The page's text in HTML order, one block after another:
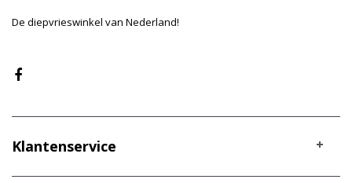
De diepvrieswinkel van Nederland!
Klantenservice